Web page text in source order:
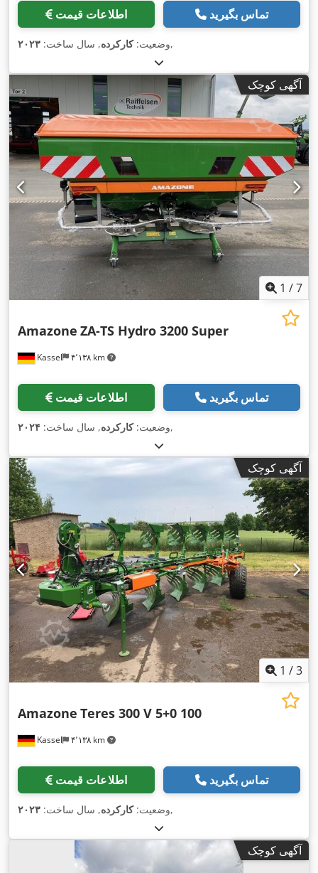
اطلاعات قیمت تماس بگیرید
وضعیت:کارکرده, سال ساخت: ۲۰۲۳ ,
آگهی کوچک
1 /7
Kassel ۴٬۱۳۸ km
Amazone ZA-TS Hydro 3200 Super
اطلاعات قیمت تماس بگیرید
وضعیت:کارکرده, سال ساخت: ۲۰۲۴ ,
آگهی کوچک
1 /3
Kassel ۴٬۱۳۸ km
Amazone Teres 300 V 5+0 100
اطلاعات قیمت تماس بگیرید
وضعیت:کارکرده, سال ساخت: ۲۰۲۳ ,
آگهی کوچک